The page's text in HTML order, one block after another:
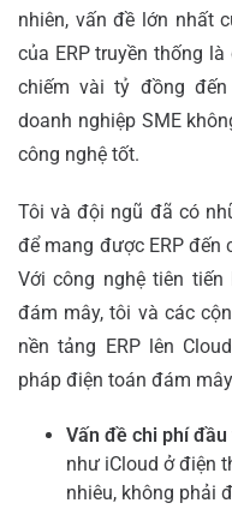
nhiên, vấn đề lớn nhất
của ERP truyền thống
chiếm vài tỷ đồng
doanh nghiệp SME
công nghệ tốt.
Tôi và đội ngũ đã có
để mang được ERP đến
Với công nghệ tiên
đám mây, tôi và các
nền tảng ERP lên
pháp điện toán đám
Vấn đề chi phí
như iCloud ở điện
nhiêu, không phải